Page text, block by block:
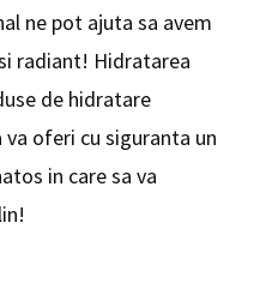
ne pot ajuta sa avem
radiant! Hidratarea
de hidratare
oferi cu siguranta un
in care sa va